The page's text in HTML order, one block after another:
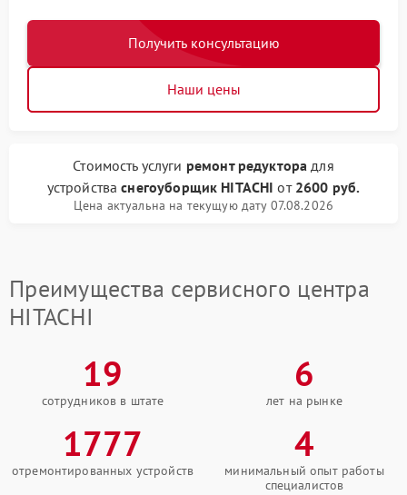
Получить консультацию
Наши цены
Стоимость услуги ремонт редуктора для
устройстваснегоуборщик HITACHI от 2600 руб.
Цена актуальна на текущую дату 07.08.2026
Преимущества сервисного центра
HITACHI
19
сотрудников в штате
6
лет на рынке
1777
отремонтированных устройств
4
минимальный опыт работы
специалистов